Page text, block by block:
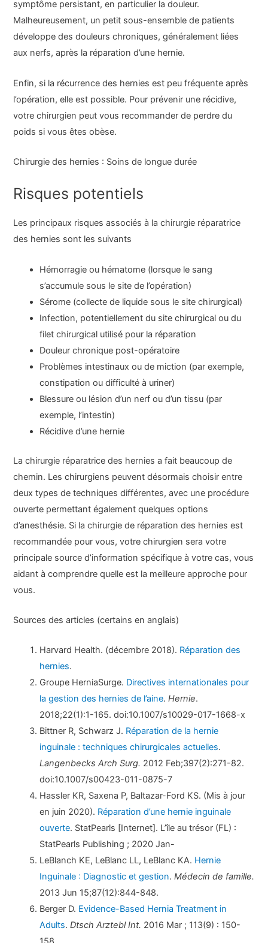
symptôme persistant, en particulier la douleur.
Malheureusement, un petit sous-ensemble de patients
développe des douleurs chroniques, généralement liées
aux nerfs, après la réparation d’une hernie.
Enfin, si la récurrence des hernies est peu fréquente après
l’opération, elle est possible. Pour prévenir une récidive,
votre chirurgien peut vous recommander de perdre du
poids si vous êtes obèse.
Chirurgie des hernies : Soins de longue durée
Risques potentiels
Les principaux risques associés à la chirurgie réparatrice
des hernies sont les suivants
Hémorragie ou hématome (lorsque le sang
s’accumule sous le site de l’opération)
Sérome (collecte de liquide sous le site chirurgical)
Infection, potentiellement du site chirurgical ou du
filet chirurgical utilisé pour la réparation
Douleur chronique post-opératoire
Problèmes intestinaux ou de miction (par exemple,
constipation ou difficulté à uriner)
Blessure ou lésion d’un nerf ou d’un tissu (par
exemple, l’intestin)
Récidive d’une hernie
La chirurgie réparatrice des hernies a fait beaucoup de
chemin. Les chirurgiens peuvent désormais choisir entre
deux types de techniques différentes, avec une procédure
ouverte permettant également quelques options
d’anesthésie. Si la chirurgie de réparation des hernies est
recommandée pour vous, votre chirurgien sera votre
principale source d’information spécifique à votre cas, vous
aidant à comprendre quelle est la meilleure approche pour
vous.
Sources des articles (certains en anglais)
Harvard Health. (décembre 2018). Réparation des
hernies.
Groupe HerniaSurge. Directives internationales pour
la gestion des hernies de l’aine.Hernie.
2018;22(1):1-165. doi:10.1007/s10029-017-1668-x
Bittner R, Schwarz J. Réparation de la hernie
inguinale : techniques chirurgicales actuelles.
Langenbecks Arch Surg. 2012 Feb;397(2):271-82.
doi:10.1007/s00423-011-0875-7
Hassler KR, Saxena P, Baltazar-Ford KS. (Mis à jour
en juin 2020). Réparation d’une hernie inguinale
ouverte. StatPearls [Internet]. L’île au trésor (FL) :
StatPearls Publishing ; 2020 Jan-
LeBlanch KE, LeBlanc LL, LeBlanc KA. Hernie
Inguinale : Diagnostic et gestion.Médecin de famille.
2013 Jun 15;87(12):844-848.
Berger D. Evidence-Based Hernia Treatment in
Adults.Dtsch Arztebl Int. 2016 Mar ; 113(9) : 150-